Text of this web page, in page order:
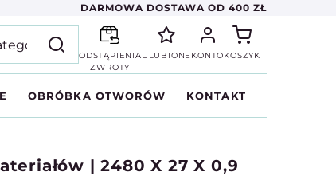
DARMOWA DOSTAWA OD 400 ZŁ
ODSTĄPIENIA
ZWROTY
ULUBIONE KONTOKOSZYK
OBRÓBKA OTWORÓW KONTAKT
| 2480 X 27 X 0,9